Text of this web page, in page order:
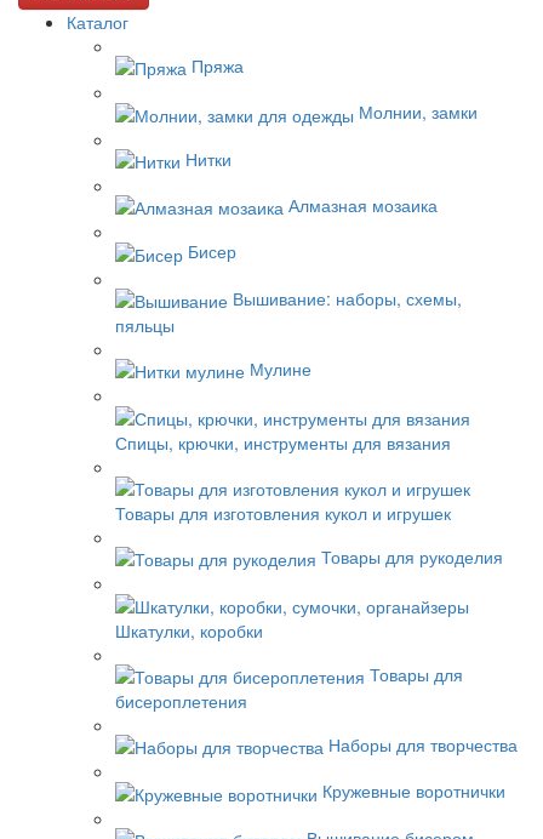
Каталог
Пряжа
Молнии, замки
Нитки
Алмазная мозаика
Бисер
Вышивание: наборы, схемы,
пяльцы
Мулине
Спицы, крючки, инструменты для вязания
Товары для изготовления кукол и игрушек
Товары для рукоделия
Шкатулки, коробки
Товары для
бисероплетения
Наборы для творчества
Кружевные воротнички